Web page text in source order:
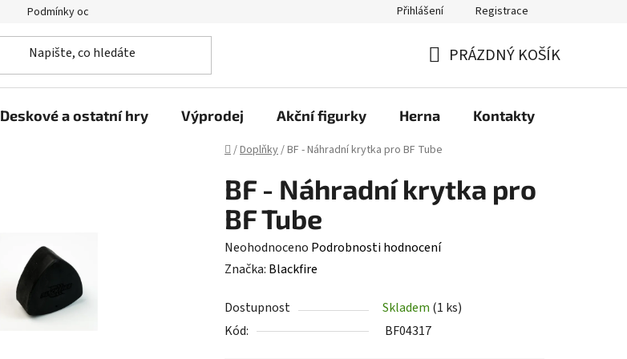
Podmínky ochrany osobních údajů Přihlášení Registrace
KOŠÍK
PRÁZDNÝ KOŠÍK
Deskové a ostatní hry Výprodej Akční figurky Herna Kontakty
Domů
/Doplňky/BF - Náhradní krytka pro BF Tube
BF - Náhradní krytka pro
BF Tube
Průměrné
hodnocení
je
0,0
Neohodnoceno Podrobnosti hodnocení
Značka: Blackfire
Dostupnost Skladem (1 ks)
Kód:
BF04317